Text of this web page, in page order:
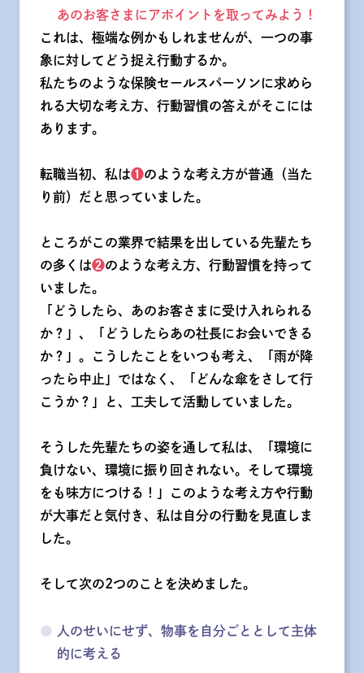
あのお客さまにアポイントを取ってみよう！
これは、極端な例かもしれませんが、一つの事
象に対してどう捉え行動するか。
私たちのような保険セールスパーソンに求めら
れる大切な考え方、行動習慣の答えがそこには
あります。
転職当初、私は❶のような考え方が普通（当た
り前）だと思っていました。
ところがこの業界で結果を出している先輩たち
の多くは❷のような考え方、行動習慣を持って
いました。
「どうしたら、あのお客さまに受け入れられる
か？」、「どうしたらあの社長にお会いできる
か？」。こうしたことをいつも考え、「雨が降
ったら中止」ではなく、「どんな傘をさして行
こうか？」と、工夫して活動していました。
そうした先輩たちの姿を通して私は、「環境に
負けない、環境に振り回されない。そして環境
をも味方につける！」このような考え方や行動
が大事だと気付き、私は自分の行動を見直しま
した。
そして次の2つのことを決めました。
● 人のせいにせず、物事を自分ごととして主体
的に考える